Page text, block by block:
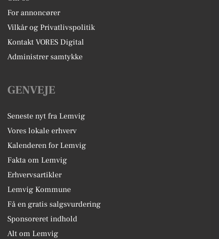
For annoncører
Vilkår og Privatlivspolitik
Kontakt VORES Digital
Administrer samtykke
GENVEJE
Seneste nyt fra Lemvig
Vores lokale erhverv
Kalenderen for Lemvig
Fakta om Lemvig
Erhvervsartikler
Lemvig Kommune
Få en gratis salgsvurdering
Sponsoreret indhold
Alt om Lemvig